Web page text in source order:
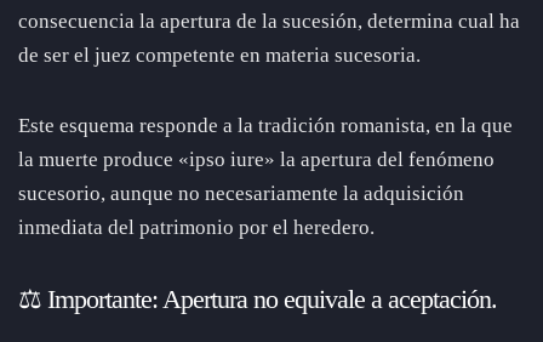
consecuencia la apertura de la sucesión, determina cual ha
de ser el juez competente en materia sucesoria.
Este esquema responde a la tradición romanista, en la que
la muerte produce «ipso iure» la apertura del fenómeno
sucesorio, aunque no necesariamente la adquisición
inmediata del patrimonio por el heredero.
⚖️ Importante: Apertura no equivale a aceptación.